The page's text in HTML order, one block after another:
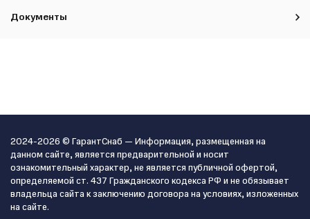
Документы
2024-2026 © ГарантСнаб — Информация, размещенная на
данном сайте, является предварительной и носит
ознакомительный характер, не является публичной офертой,
определяемой ст. 437 Гражданского кодекса РФ и не обязывает
владельца сайта к заключению договора на условиях, изложенных
на сайте.